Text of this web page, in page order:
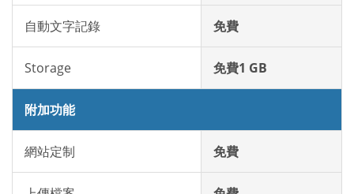
自動文字記錄 免費
Storage 免費1 GB
附加功能
網站定制 免費